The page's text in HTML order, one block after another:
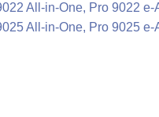
All-in-One, Pro 9022 e-
All-in-One, Pro 9025 e-